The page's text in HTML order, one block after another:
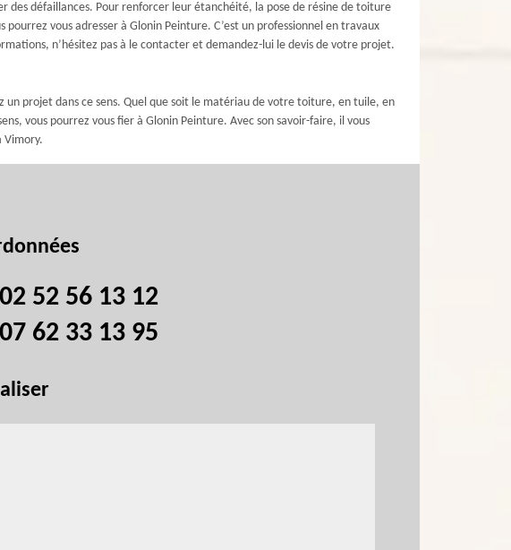
défaillances. Pour renforcer leur étanchéité, la pose de résine de toiture
vous adresser à Glonin Peinture. C’est un professionnel en travaux
n’hésitez pas à le contacter et demandez-lui le devis de votre projet.
un projet dans ce sens. Quel que soit le matériau de votre toiture, en tuile, en
vous pourrez vous fier à Glonin Peinture. Avec son savoir-faire, il vous
Vimory.
02 52 56 13 12
07 62 33 13 95